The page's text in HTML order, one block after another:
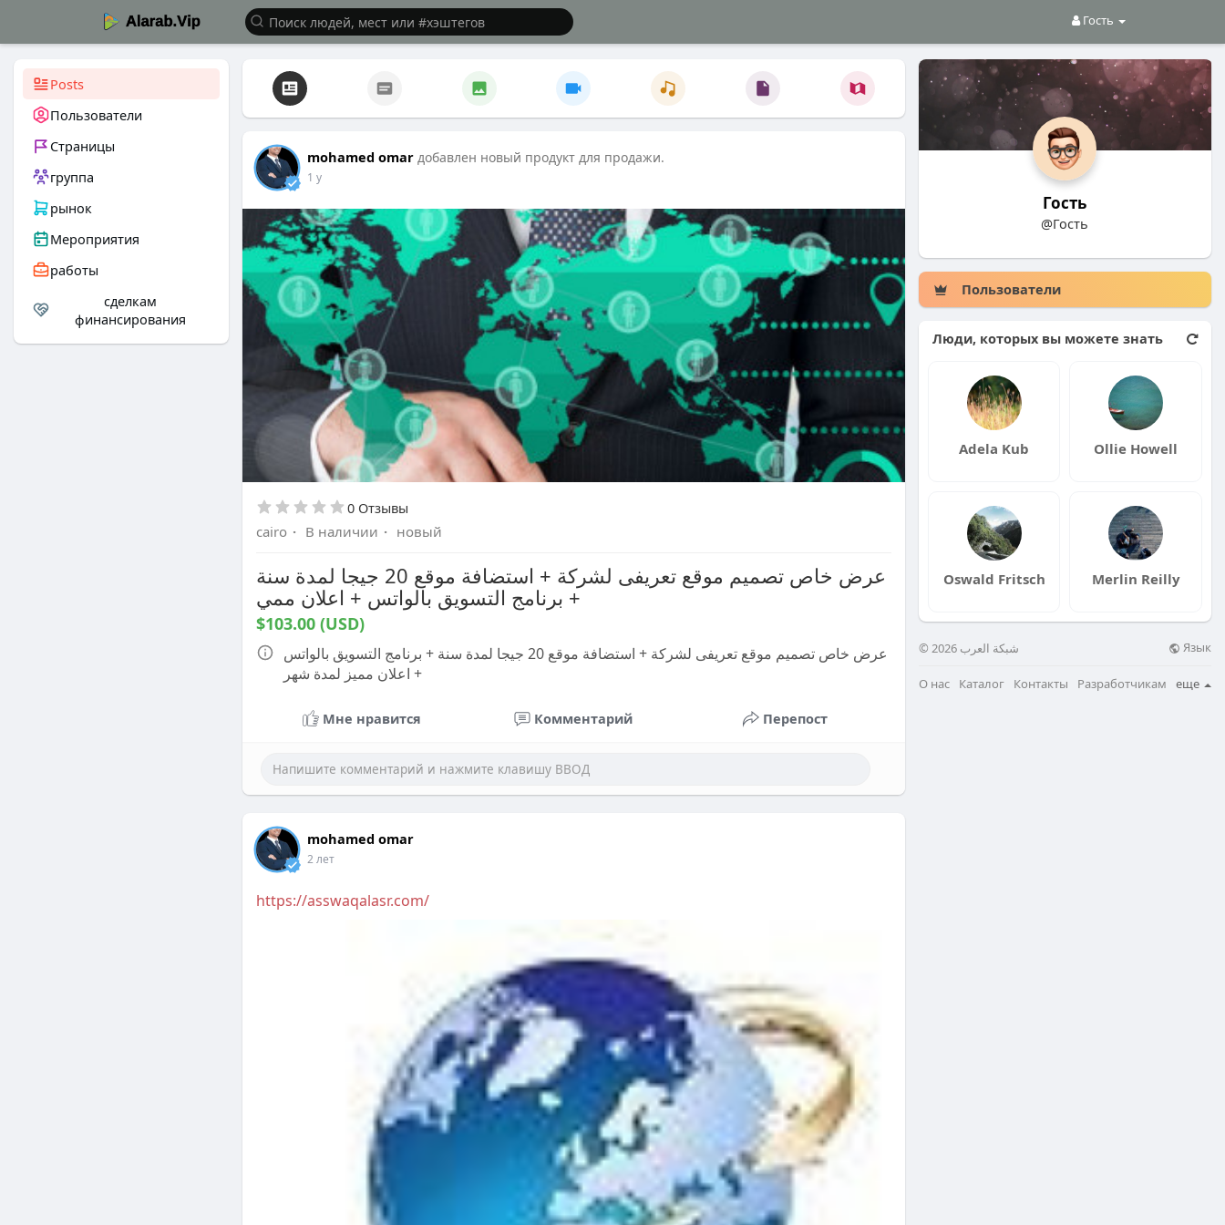
Гость
Posts
Пользователи
Страницы
группа
рынок
Мероприятия
работы
сделкам
финансирования
mohamed omar добавлен новый продукт для продажи.
1 y
0 Отзывы
cairo · В наличии · новый
عرض خاص تصميم موقع تعريفى لشركة + استضافة موقع 20 جيجا لمدة سنة
+ برنامج التسويق بالواتس + اعلان ممي
$103.00 (USD)
عرض خاص تصميم موقع تعريفى لشركة + استضافة موقع 20 جيجا لمدة سنة + برنامج التسويق بالواتس
+ اعلان مميز لمدة شهر
Мне нравится Комментарий Перепост
mohamed omar
2 лет
https://asswaqalasr.com/
Гость
@Гость
Пользователи
Люди, которых вы можете знать
Adela Kub Ollie Howell
Oswald Fritsch Merlin Reilly
© 2026 شبكة العرب Язык
О нас Каталог Контакты Разработчикам еще